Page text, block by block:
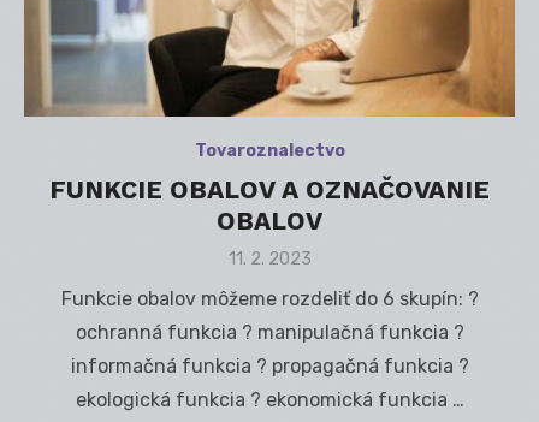
Tovaroznalectvo
FUNKCIE OBALOV A OZNAČOVANIE
OBALOV
Posted
11. 2. 2023
Funkcie obalov môžeme rozdeliť do 6 skupín: ?
ochranná funkcia ? manipulačná funkcia ?
informačná funkcia ? propagačná funkcia ?
ekologická funkcia ? ekonomická funkcia …